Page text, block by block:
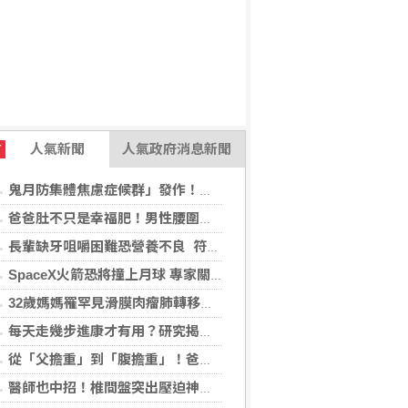
人氣新聞 人氣政府消息新聞
鬼月防集體焦慮症候群」發作！醫揭：安度民俗月2大「認知調適」對策
爸爸肚不只是幸福肥！男性腰圍逾90公分 醫籲留意脂肪肝風險
長輩缺牙咀嚼困難恐營養不良 符合「這二身分」可申請假牙補助
SpaceX火箭恐將撞上月球 專家關注衝擊後果
32歲媽媽罹罕見滑膜肉瘤肺轉移！立體定位精準放療SBRT，控制轉移病灶
每天走幾步進康才有用？研究揭：5000步即可降低37%死亡風險
從「父擔重」到「腹擔重」！爸爸肚恐暗藏中年男性健康危機
醫師也中招！椎間盤突出壓迫神經 微創內視鏡手術助重返正常生活